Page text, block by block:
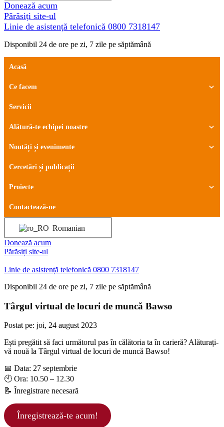
Donează acum
Părăsiți site-ul
Linie de asistență telefonică 0800 7318147
Disponibil 24 de ore pe zi, 7 zile pe săptămână
Acasă
Ce facem
Servicii
Alătură-te echipei noastre
Noutăți și evenimente
Cercetări și publicații
Proiecte
Contactează-ne
Romanian
Donează acum
Părăsiți site-ul
Linie de asistență telefonică 0800 7318147
Disponibil 24 de ore pe zi, 7 zile pe săptămână
Târgul virtual de locuri de muncă Bawso
Postat pe: joi, 24 august 2023
Ești pregătit să faci următorul pas în călătoria ta în carieră? Alăturați-
vă nouă la Târgul virtual de locuri de muncă Bawso!
📅 Data: 27 septembrie
🕙 Ora: 10.50 – 12.30
📝 Înregistrare necesară
Înregistrează-te acum!